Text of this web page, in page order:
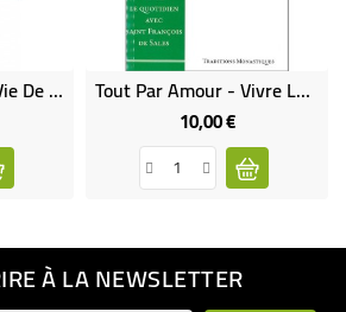
Saint Benoît Et La Vie De Famille - Dom Massimo Lapponi Tout Par Amour - Vivre Le Quotidien Avec Saint François De Sales
10,00 €Prix
À LA NEWSLETTER